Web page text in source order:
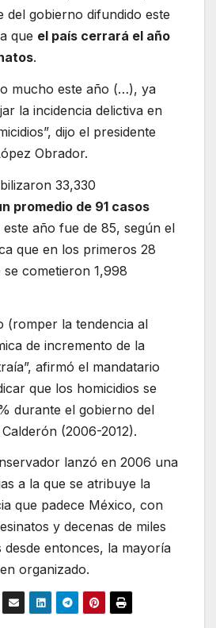
del gobierno difundido este
que el país cerrará el año
.
mucho este año (…), ya
la incidencia delictiva en
dijo el presidente
Obrador.
33,330
promedio de 91 casos
este año fue de 85, según el
que en los primeros 28
se cometieron 1,998
(romper la tendencia al
de incremento de la
afirmó el mandatario
que los homicidios se
durante el gobierno del
(2006-2012).
lanzó en 2006 una
a la que se atribuye la
que padece México, con
y decenas de miles
desde entonces, la mayoría
organizado.